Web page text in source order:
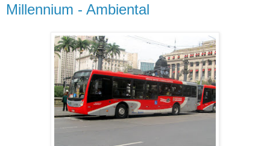
Millennium - Ambiental